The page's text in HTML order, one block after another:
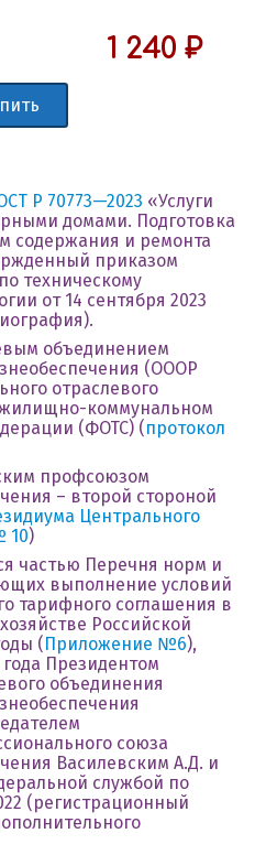
1 240 ₽
Р 70773—2023 «Услуги
домами. Подготовка
содержания и ремонта
приказом
техническому
от 14 сентября 2023
объединением
(ОООР
отраслевого
коммунальном
(ФОТС) ( протокол
профсоюзом
– второй стороной
Центрального
10)
частью Перечня норм и
выполнение условий
тарифного соглашения в
Российской
( Приложение №6),
года Президентом
объединения
союза
Василевским А.Д. и
службой по
(регистрационный